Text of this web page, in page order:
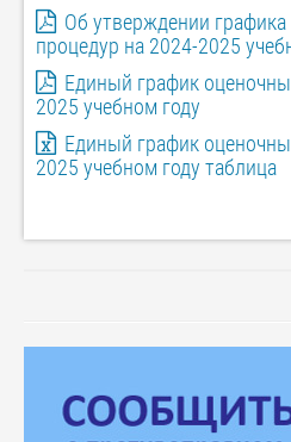
Об утверждении
процедур на 2024-2025
Единый график
2025 учебном году
Единый график
2025 учебном году таблица